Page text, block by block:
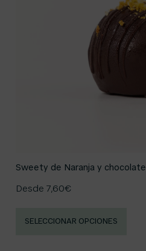
Sweety de Naranja y chocolate
Desde 7,60€
SELECCIONAR OPCIONES